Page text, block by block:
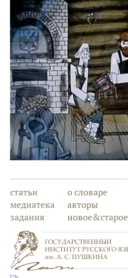
статьи
медиатека
задания
о словаре
авторы
новое&старое